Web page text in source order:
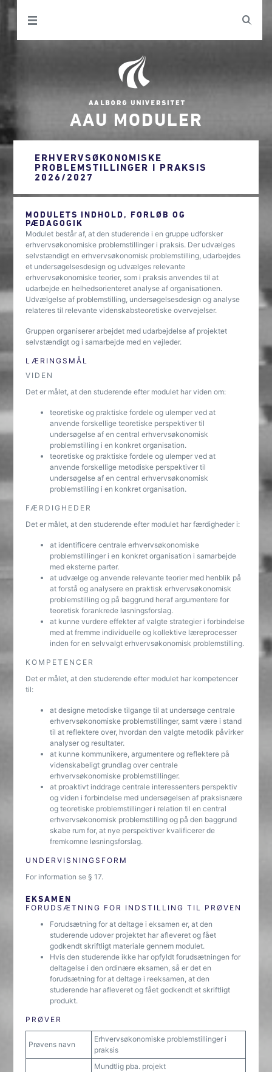
AAU MODULER
ERHVERVSØKONOMISKE
PROBLEMSTILLINGER I PRAKSIS
2026/2027
MODULETS INDHOLD, FORLØB OG
PÆDAGOGIK
Modulet består af, at den studerende i en gruppe udforsker
erhvervsøkonomiske problemstillinger i praksis. Der udvælges
selvstændigt en erhvervsøkonomisk problemstilling, udarbejdes
et undersøgelsesdesign og udvælges relevante
erhvervsøkonomiske teorier, som i praksis anvendes til at
udarbejde en helhedsorienteret analyse af organisationen.
Udvælgelse af problemstilling, undersøgelsesdesign og analyse
relateres til relevante videnskabsteoretiske overvejelser.
Gruppen organiserer arbejdet med udarbejdelse af projektet
selvstændigt og i samarbejde med en vejleder.
LÆRINGSMÅL
VIDEN
Det er målet, at den studerende efter modulet har viden om:
teoretiske og praktiske fordele og ulemper ved at
anvende forskellige teoretiske perspektiver til
undersøgelse af en central erhvervsøkonomisk
problemstilling i en konkret organisation.
teoretiske og praktiske fordele og ulemper ved at
anvende forskellige metodiske perspektiver til
undersøgelse af en central erhvervsøkonomisk
problemstilling i en konkret organisation.
FÆRDIGHEDER
Det er målet, at den studerende efter modulet har færdigheder i:
at identificere centrale erhvervsøkonomiske
problemstillinger i en konkret organisation i samarbejde
med eksterne parter.
at udvælge og anvende relevante teorier med henblik på
at forstå og analysere en praktisk erhvervsøkonomisk
problemstilling og på baggrund heraf argumentere for
teoretisk forankrede løsningsforslag.
at kunne vurdere effekter af valgte strategier i forbindelse
med at fremme individuelle og kollektive læreprocesser
inden for en selvvalgt erhvervsøkonomisk problemstilling.
KOMPETENCER
Det er målet, at den studerende efter modulet har kompetencer
til:
at designe metodiske tilgange til at undersøge centrale
erhvervsøkonomiske problemstillinger, samt være i stand
til at reflektere over, hvordan den valgte metodik påvirker
analyser og resultater.
at kunne kommunikere, argumentere og reflektere på
videnskabeligt grundlag over centrale
erhvervsøkonomiske problemstillinger.
at proaktivt inddrage centrale interessenters perspektiv
og viden i forbindelse med undersøgelsen af praksisnære
og teoretiske problemstillinger i relation til en central
erhvervsøkonomisk problemstilling og på den baggrund
skabe rum for, at nye perspektiver kvalificerer de
fremkomne løsningsforslag.
UNDERVISNINGSFORM
For information se § 17.
EKSAMEN
FORUDSÆTNING FOR INDSTILLING TIL PRØVEN
Forudsætning for at deltage i eksamen er, at den
studerende udover projektet har afleveret og fået
godkendt skriftligt materiale gennem modulet.
Hvis den studerende ikke har opfyldt forudsætningen for
deltagelse i den ordinære eksamen, så er det en
forudsætning for at deltage i reeksamen, at den
studerende har afleveret og fået godkendt et skriftligt
produkt.
PRØVER
Prøvens navn
Erhvervsøkonomiske problemstillinger i
praksis
Mundtlig pba. projekt